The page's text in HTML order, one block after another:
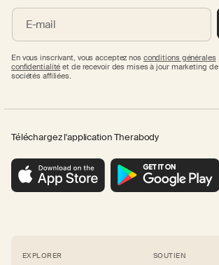
E-mail
En vous inscrivant, vous acceptez nos conditions générales
confidentialité et de recevoir des mises à jour marketing
sociétés affiliées.
Téléchargez l'application Therabody
EXPLORER SOUTIEN